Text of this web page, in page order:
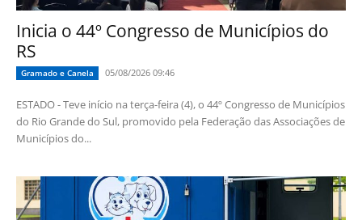
Inicia o 44º Congresso de Municípios do
RS
Gramado e Canela 05/08/2026 09:46
ESTADO - Teve início na terça-feira (4), o 44º Congresso de Municípios
do Rio Grande do Sul, promovido pela Federação das Associações de
Municípios do...